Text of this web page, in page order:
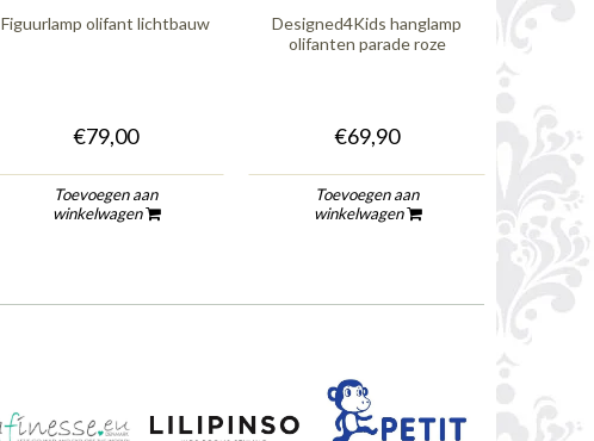
Figuurlamp olifant lichtbauw
€79,00
Toevoegen aan
winkelwagen
Designed4Kids hanglamp
olifanten parade roze
€69,90
Toevoegen aan
winkelwagen